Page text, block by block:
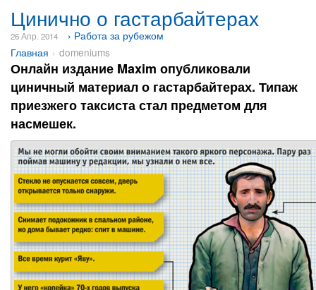
Цинично о гастарбайтерах
26 Апр. 2014
› Работа за рубежом
Главная
domeniums
Онлайн издание Maxim опубликовали
циничный материал о гастарбайтерах. Типаж
приезжего таксиста стал предметом для
насмешек.